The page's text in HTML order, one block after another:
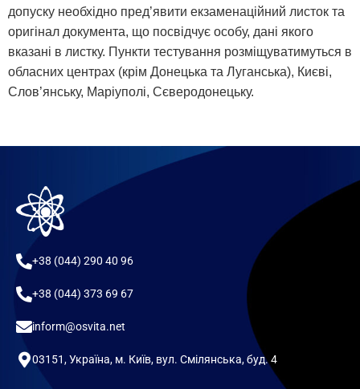
допуску необхідно пред’явити екзаменаційний листок та
оригінал документа, що посвідчує особу, дані якого
вказані в листку. Пункти тестування розміщуватимуться в
обласних центрах (крім Донецька та Луганська), Києві,
Слов’янську, Маріуполі, Сєверодонецьку.
+38 (044) 290 40 96
+38 (044) 373 69 67
inform@osvita.net
03151, Україна, м. Київ, вул. Смілянська, буд. 4